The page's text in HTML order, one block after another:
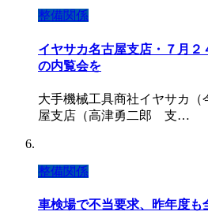
整備関係
イヤサカ名古屋支店・７月
の内覧会を
大手機械工具商社イヤサカ
屋支店（高津勇二郎 支…
整備関係
車検場で不当要求、昨年度も